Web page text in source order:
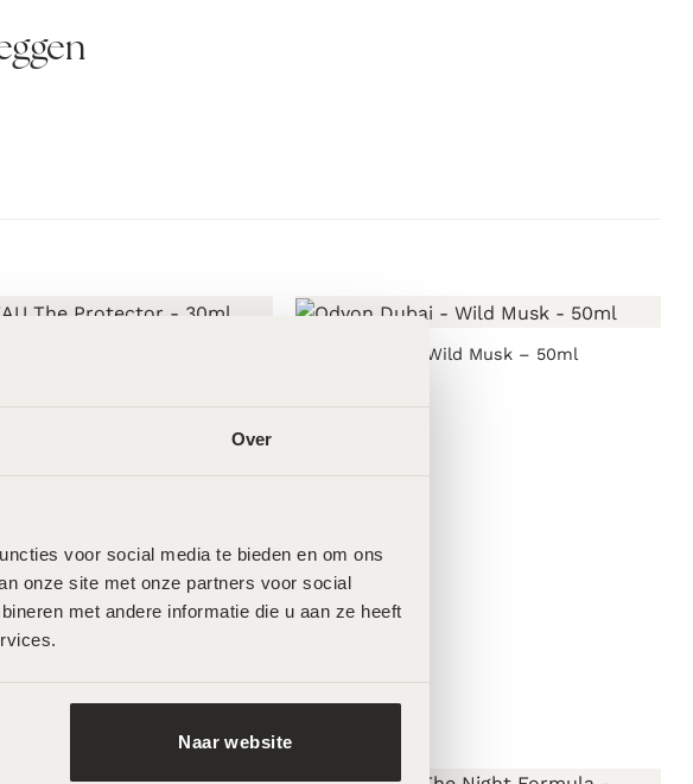
Over
voor social media te bieden en om ons
onze site met onze partners voor social
met andere informatie die u aan ze heeft
Naar website
Odyon Dubai – Wild Musk – 50ml